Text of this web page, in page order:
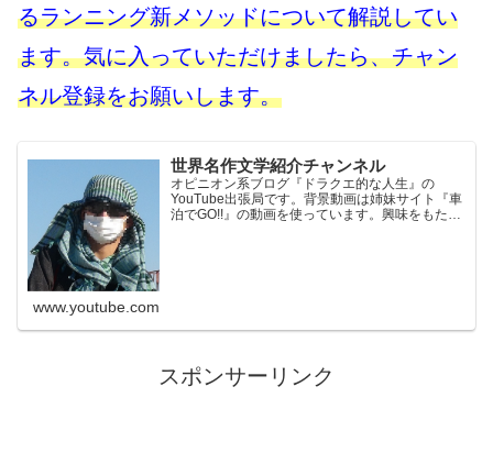
るランニング新メソッドについて解説してい
ます。気に入っていただけましたら、チャン
ネル登録をお願いします。
世界名作文学紹介チャンネル
オピニオン系ブログ『ドラクエ的な人生』の
YouTube出張局です。背景動画は姉妹サイト『車
泊でGO!!』の動画を使っています。興味をもたれ
www.youtube.com
スポンサーリンク